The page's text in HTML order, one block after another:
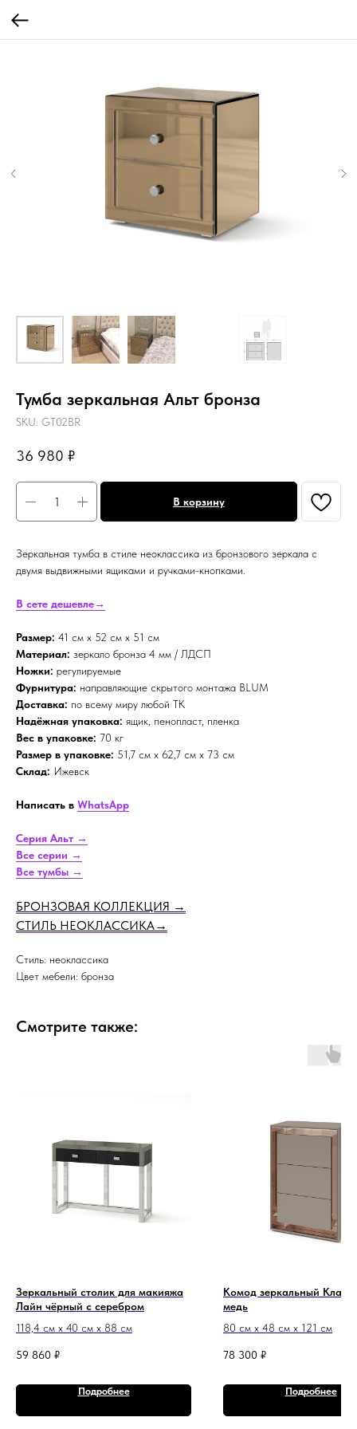
Тумба зеркальная Альт бронза
SKU: GT02BR
36 980 ₽
В корзину
Зеркальная тумба в стиле неоклассика из бронзового зеркала с
двумя выдвижными ящиками и ручками-кнопками.
В сете дешевле→
Размер: 41 см х 52 см х 51 см
Материал: зеркало бронза 4 мм / ЛДСП
Ножки: регулируемые
Фурнитура: направляющие скрытого монтажа BLUM
Доставка: по всему миру любой ТК
Надёжная упаковка: ящик, пенопласт, пленка
Вес в упаковке: 70 кг
Размер в упаковке: 51,7 см x 62,7 см x 73 см
Склад: Ижевск
Написать в WhatsApp
Серия Альт →
Все серии →
Все тумбы →
БРОНЗОВАЯ КОЛЛЕКЦИЯ →
СТИЛЬ НЕОКЛАССИКА→
Стиль: неоклассика
Цвет мебели: бронза
Смотрите также:
Зеркальный столик для макияжа
Лайн чёрный с серебром
118,4 см х 40 см х 88 см
59 860 ₽
Подробнее
Комод зеркальный Клауд
медь
80 см х 48 см х 121 см
78 300 ₽
Подробнее